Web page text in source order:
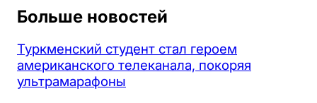
Больше новостей
Туркменский студент стал героем
американского телеканала, покоряя
ультрамарафоны